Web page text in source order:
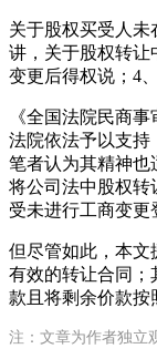
关于股权买受人
讲，关于股权转让
变更后得权说；4
《全国法院民商
法院依法予以支持
笔者认为其精神也
将公司法中股权转
受未进行工商变更
但尽管如此，本文
有效的转让合同；
款且将剩余价款按
注：文章为作者独立